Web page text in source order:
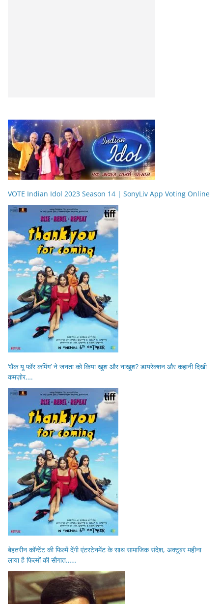
VOTE Indian Idol 2023 Season 14 | SonyLiv App Voting Online
‘थैंक यू फॉर कमिंग’ ने जनता को किया खुश और नाखुश? डायरेक्शन और कहानी दिखी
कमज़ोर….
बेहतरीन कॉन्टेंट की फिल्में देंगी एंटरटेनमेंट के साथ सामाजिक संदेश, अक्टूबर महीना
लाया है फिल्मों की सौगात……